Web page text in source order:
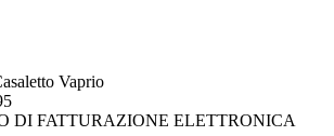
Vaprio
DI FATTURAZIONE ELETTRONICA